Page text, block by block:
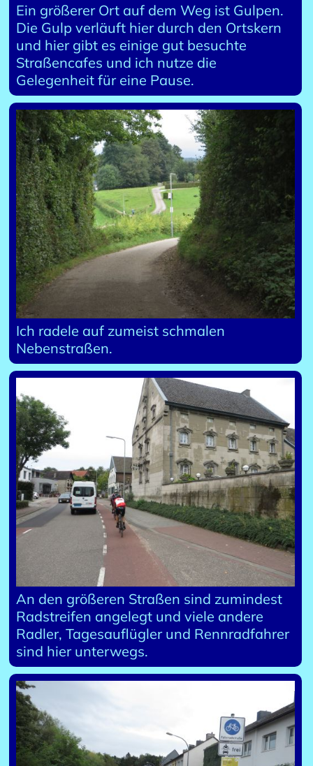
Ein größerer Ort auf dem Weg ist Gulpen.
Die Gulp verläuft hier durch den Ortskern
und hier gibt es einige gut besuchte
Straßencafes und ich nutze die
Gelegenheit für eine Pause.
Ich radele auf zumeist schmalen
Nebenstraßen.
An den größeren Straßen sind zumindest
Radstreifen angelegt und viele andere
Radler, Tagesauflügler und Rennradfahrer
sind hier unterwegs.